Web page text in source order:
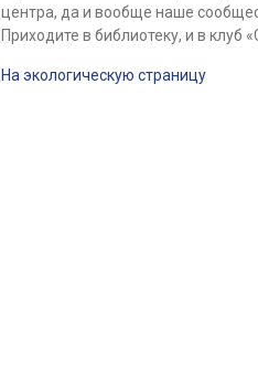
центра, да и вообще наше
Приходите в библиотеку, и в
На экологическую страницу